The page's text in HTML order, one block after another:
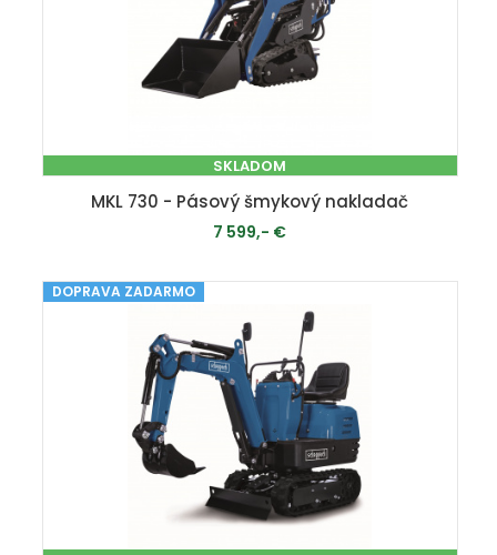
SKLADOM
MKL 730 - Pásový šmykový nakladač
7 599,- €
PRIDAŤ DO KOŠÍKA
DOPRAVA ZADARMO